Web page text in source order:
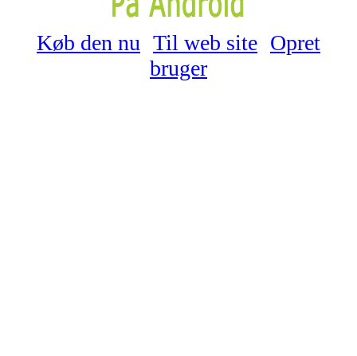
Køb den nu Til web site Opret
bruger